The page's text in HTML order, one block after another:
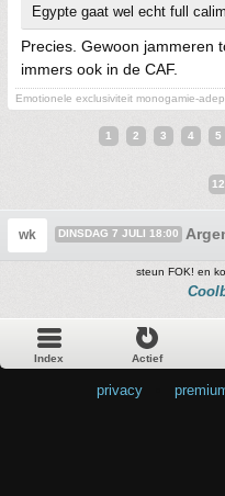
Egypte gaat wel echt full
Precies. Gewoon jammeren
immers ook in de CAF.
Emotionele exclusiviteit monogamie-
1 2 3 4 5
12
wk DINSDAG 7 JULI 18:00
steun FOK! en
Index Actief
privacy